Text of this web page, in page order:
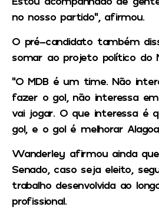
no nosso partido”, afirmou.
O pré-candidato também
somar ao projeto político do
“O MDB é um time. Não
fazer o gol, não interessa
vai jogar. O que interessa é
gol, e o gol é melhorar
Wanderley afirmou ainda
Senado, caso seja eleito,
trabalho desenvolvida ao
profissional.